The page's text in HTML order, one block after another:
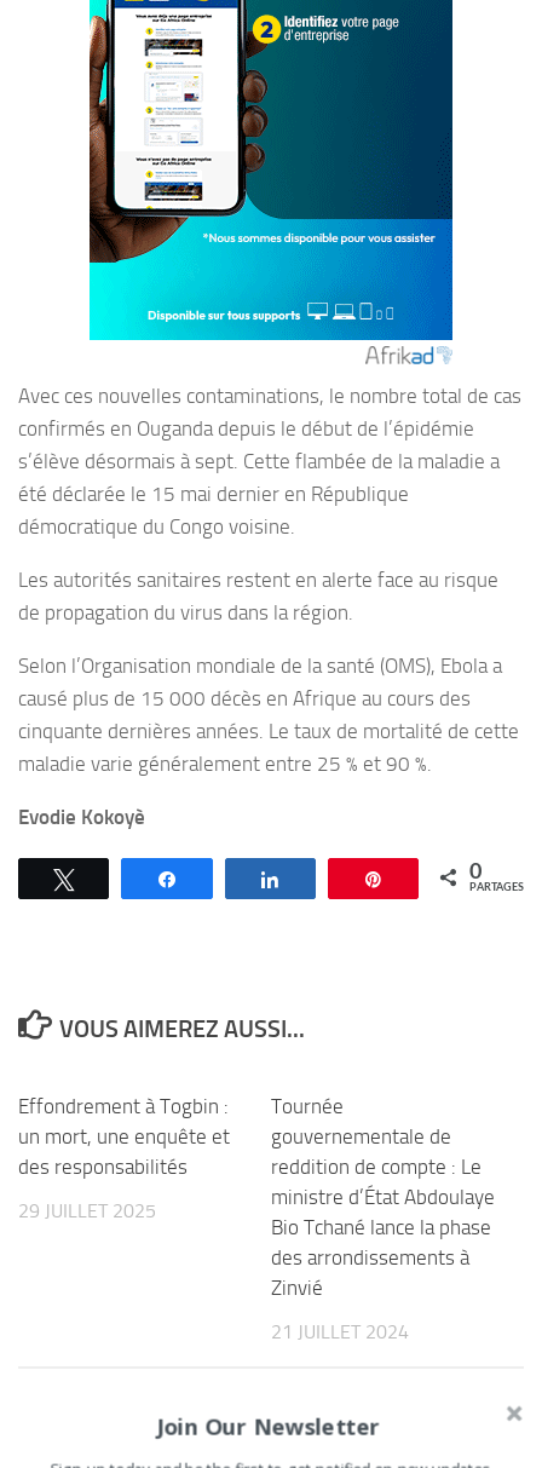
Avec ces nouvelles contaminations, le nombre total de cas
confirmés en Ouganda depuis le début de l’épidémie
s’élève désormais à sept. Cette flambée de la maladie a
été déclarée le 15 mai dernier en République
démocratique du Congo voisine.
Les autorités sanitaires restent en alerte face au risque
de propagation du virus dans la région.
Selon l’Organisation mondiale de la santé (OMS), Ebola a
causé plus de 15 000 décès en Afrique au cours des
cinquante dernières années. Le taux de mortalité de cette
maladie varie généralement entre 25 % et 90 %.
Evodie Kokoyè
Épingle 0
PARTAGES
VOUS AIMEREZ AUSSI...
Effondrement à Togbin :
un mort, une enquête et
des responsabilités
29 JUILLET 2025
Tournée
gouvernementale de
reddition de compte : Le
ministre d’État Abdoulaye
Bio Tchané lance la phase
des arrondissements à
Zinvié
21 JUILLET 2024
LAISSER UN COMMENTAIRE
Join Our Newsletter